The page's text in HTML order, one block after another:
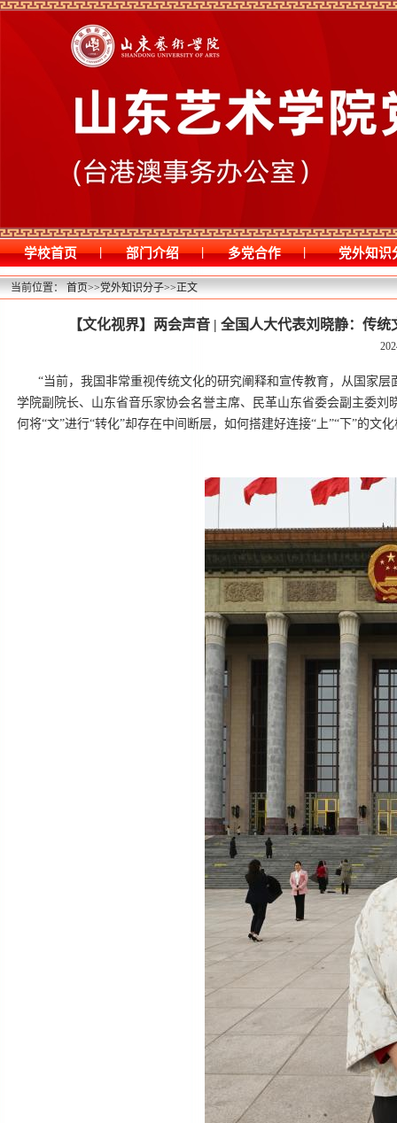
学校首页 | 部门介绍 | 多党合作 | 党外知识
当前位置：首页>>党外知识分子>>正文
【文化视界】两会声音 | 全国人大代表刘晓静：传
“当前，我国非常重视传统文化的研究阐释和宣传教育，从国家
学院副院长、山东省音乐家协会名誉主席、民革山东省委会副主委
何将“文”进行“转化”却存在中间断层，如何搭建好连接“上”“下”的文